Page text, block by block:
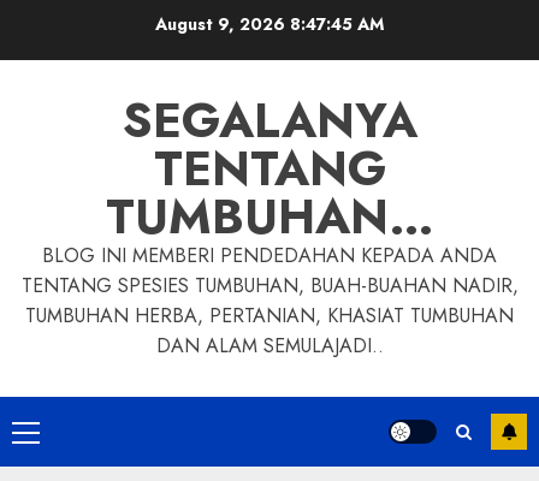
August 9, 2026 8:47:46 AM
SEGALANYA
TENTANG
TUMBUHAN…
BLOG INI MEMBERI PENDEDAHAN KEPADA ANDA
TENTANG SPESIES TUMBUHAN, BUAH-BUAHAN NADIR,
TUMBUHAN HERBA, PERTANIAN, KHASIAT TUMBUHAN
DAN ALAM SEMULAJADI..
Primary
Menu